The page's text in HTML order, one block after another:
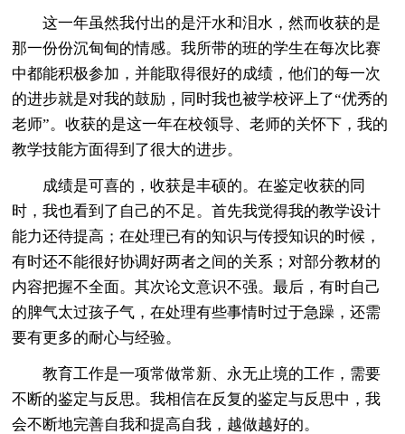
这一年虽然我付出的是汗水和泪水，然而收获的是
那一份份沉甸甸的情感。我所带的班的学生在每次比赛
中都能积极参加，并能取得很好的成绩，他们的每一次
的进步就是对我的鼓励，同时我也被学校评上了“优秀的
老师”。收获的是这一年在校领导、老师的关怀下，我的
教学技能方面得到了很大的进步。
成绩是可喜的，收获是丰硕的。在鉴定收获的同
时，我也看到了自己的不足。首先我觉得我的教学设计
能力还待提高；在处理已有的知识与传授知识的时候，
有时还不能很好协调好两者之间的关系；对部分教材的
内容把握不全面。其次论文意识不强。最后，有时自己
的脾气太过孩子气，在处理有些事情时过于急躁，还需
要有更多的耐心与经验。
教育工作是一项常做常新、永无止境的工作，需要
不断的鉴定与反思。我相信在反复的鉴定与反思中，我
会不断地完善自我和提高自我，越做越好的。